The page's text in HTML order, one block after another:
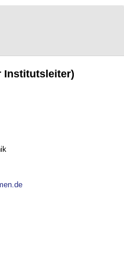
Institutsleiter)